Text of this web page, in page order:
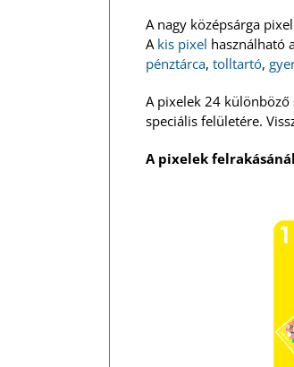
A nagy középsárga
A kis pixel használható
pénztárca, tolltartó,
A pixelek 24 különböző
speciális felületére.
A pixelek